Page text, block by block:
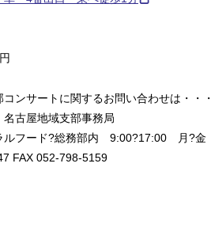
ンサートに関するお問い合わせは・・・
古屋地域支部事務局
フード?総務部内 9:00?17:00 月?金
FAX 052-798-5159